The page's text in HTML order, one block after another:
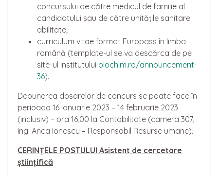
concursului de către medicul de familie al
candidatului sau de către unităţile sanitare
abilitate;
curriculum vitae format Europass în limba
română (template-ul se va descărca de pe
site-ul institutului biochim.ro/announcement-
36).
Depunerea dosarelor de concurs se poate face în
perioada 16 ianuarie 2023 – 14 februarie 2023
(inclusiv) – ora 16,00 la Contabilitate (camera 307,
ing. Anca Ionescu – Responsabil Resurse umane).
CERINȚELE POSTULUI Asistent de cercetare
științifică